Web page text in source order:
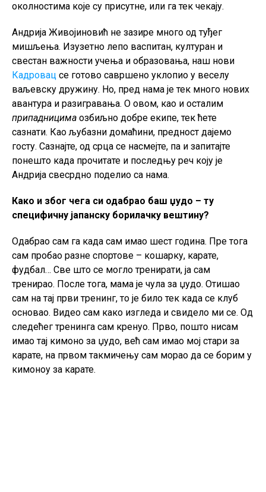
околностима које су присутне, или га тек чекају.
Андрија Живојиновић не зазире много од туђег
мишљења. Изузетно лепо васпитан, културан и
свестан важности учења и образовања, наш нови
Кадровац се готово савршено уклопио у веселу
ваљевску дружину. Но, пред нама је тек много нових
авантура и разигравања. О овом, као и осталим
припадницима озбиљно добре екипе, тек ћете
сазнати. Као љубазни домаћини, предност дајемо
госту. Сазнајте, од срца се насмејте, па и запитајте
понешто када прочитате и последњу реч коју је
Андрија свесрдно поделио са нама.
Како и због чега си одабрао баш џудо – ту
специфичну јапанску борилачку вештину?
Одабрао сам га када сам имао шест година. Пре тога
сам пробао разне спортове – кошарку, карате,
фудбал… Све што се могло тренирати, ја сам
тренирао. После тога, мама је чула за џудо. Отишао
сам на тај први тренинг, то је било тек када се клуб
основао. Видео сам како изгледа и свидело ми се. Од
следећег тренинга сам кренуо. Прво, пошто нисам
имао тај кимоно за џудо, већ сам имао мој стари за
карате, на првом такмичењу сам морао да се борим у
кимоноу за карате.